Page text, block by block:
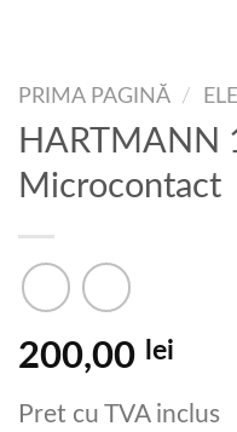
PRIMA PAGINĂ /
HARTMANN
Microcontact
200,00 lei
Pret cu TVA inclus